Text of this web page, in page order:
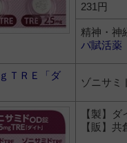
231円
精神・神
パ賦活薬
ＴＲＥ「ダ
ゾニサミ
【製】ダ
【販】